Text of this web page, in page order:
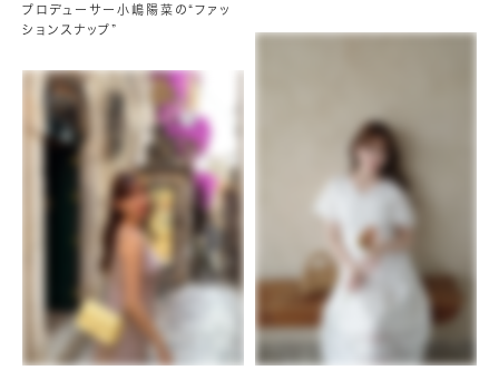
プロデューサー小嶋陽菜の“ファッ
ションスナップ”